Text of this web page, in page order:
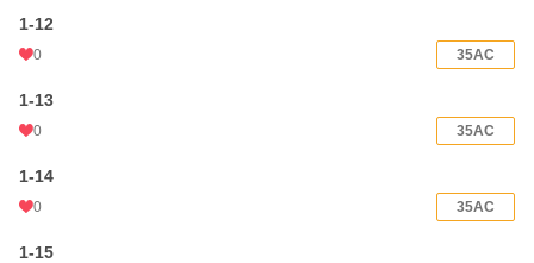
1-12
0 35AC
1-13
0 35AC
1-14
0 35AC
1-15